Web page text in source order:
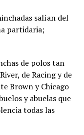
salían del
partidaria;
de polos tan
de Racing y de
Brown y Chicago
y abuelas que
todas las